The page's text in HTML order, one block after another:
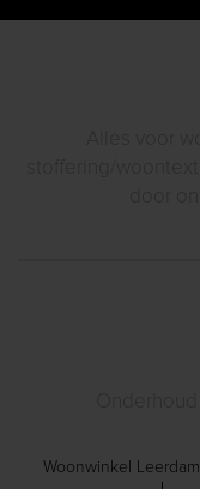
Woonwinkel Leerdam